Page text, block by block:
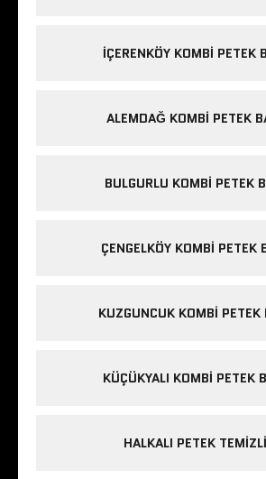
IÇERENKÖY KOMBI PETEK
ALEMDAĞ KOMBI PETEK
BULGURLU KOMBI PETEK
ÇENGELKÖY KOMBI PETEK
KUZGUNCUK KOMBI PETEK
KÜÇÜKYALI KOMBI PETEK
HALKALI PETEK